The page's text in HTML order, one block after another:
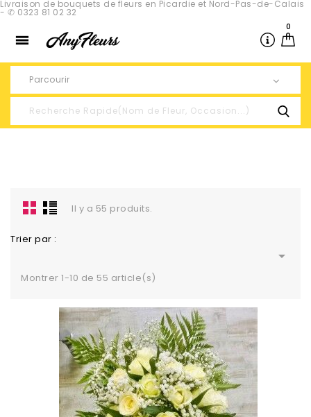
Livraison de bouquets de fleurs en Picardie et Nord-Pas-de-Calais
- ✆ 0323 81 02 32

0
Parcourir
Il y a 55 produits.
Trier par :

Montrer 1-10 de 55 article(s)